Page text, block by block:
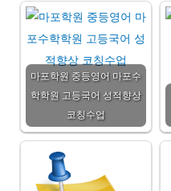
마포학원 중등영어 마포수
학학원 고등국어 성적향상
코칭수업